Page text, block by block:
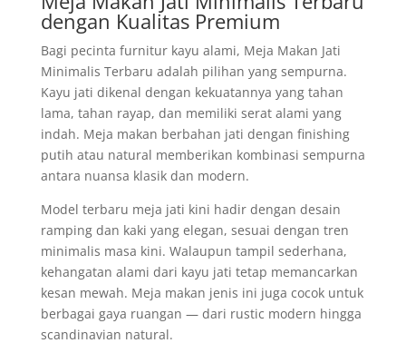
dengan Kualitas Premium
Bagi pecinta furnitur kayu alami, Meja Makan Jati
Minimalis Terbaru adalah pilihan yang sempurna.
Kayu jati dikenal dengan kekuatannya yang tahan
lama, tahan rayap, dan memiliki serat alami yang
indah. Meja makan berbahan jati dengan finishing
putih atau natural memberikan kombinasi sempurna
antara nuansa klasik dan modern.
Model terbaru meja jati kini hadir dengan desain
ramping dan kaki yang elegan, sesuai dengan tren
minimalis masa kini. Walaupun tampil sederhana,
kehangatan alami dari kayu jati tetap memancarkan
kesan mewah. Meja makan jenis ini juga cocok untuk
berbagai gaya ruangan — dari rustic modern hingga
scandinavian natural.